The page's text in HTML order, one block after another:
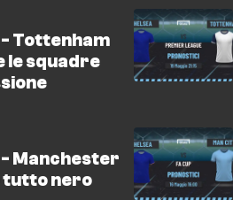
Tottenham
le squadre
Manchester
tutto nero